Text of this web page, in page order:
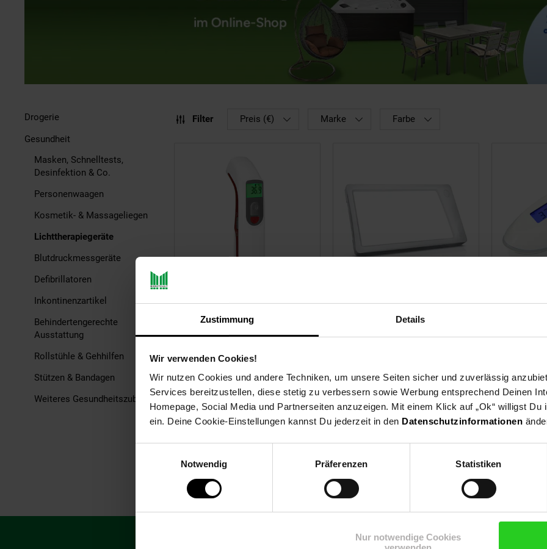
Zustimmung Details
Wir verwenden Cookies!
Wir nutzen Cookies und andere Techniken, um unsere Seiten sicher und zuverlässig
Services bereitzustellen, diese stetig zu verbessern sowie Werbung entsprechend Deinen
Homepage, Social Media und Partnerseiten anzuzeigen. Mit einem Klick auf „Ok“ willigst Du
ein. Deine Cookie-Einstellungen kannst Du jederzeit in den Datenschutzinformationen
Notwendig
Präferenzen Statistiken
Nur notwendige Cookies
Drogerie
Gesundheit
Masken, Schnelltests,
Desinfektion & Co.
Personenwaagen
Kosmetik- & Massageliegen
Lichttherapiegeräte
Blutdruckmessgeräte
Defibrillatoren
Inkontinenzartikel
Behindertengerechte
Ausstattung
Rollstühle & Gehhilfen
Stützen & Bandagen
Weiteres Gesundheitszubehör
Filter Preis (€) Marke Farbe
Stirnthermometer
63,99*nur 63,99€ Sternchen Fußnote, Details
Flackerfrei, Dimmbar, mit
Timer, Ständer
UVP 74,99UVP : 74,99€
49,95*Aktueller Preis:
UVP49,99
43,99 *
Abonniere unseren Newsletter und